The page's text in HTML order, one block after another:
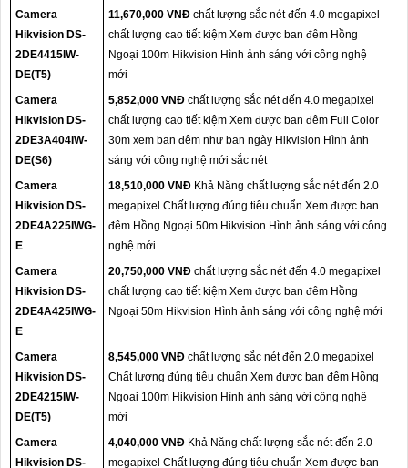
Camera
Hikvision DS-
2DE4415IW-
DE(T5)
11,670,000 VNĐ chất lượng sắc nét đến 4.0 megapixel
chất lượng cao tiết kiệm Xem được ban đêm Hồng
Ngoại 100m Hikvision Hình ảnh sáng với công nghệ
mới
Camera
Hikvision DS-
2DE3A404IW-
DE(S6)
5,852,000 VNĐ chất lượng sắc nét đến 4.0 megapixel
chất lượng cao tiết kiệm Xem được ban đêm Full Color
30m xem ban đêm như ban ngày Hikvision Hình ảnh
sáng với công nghệ mới sắc nét
Camera
Hikvision DS-
2DE4A225IWG-
E
18,510,000 VNĐ Khả Năng chất lượng sắc nét đến 2.0
megapixel Chất lượng đúng tiêu chuẩn Xem được ban
đêm Hồng Ngoại 50m Hikvision Hình ảnh sáng với công
nghệ mới
Camera
Hikvision DS-
2DE4A425IWG-
E
20,750,000 VNĐ chất lượng sắc nét đến 4.0 megapixel
chất lượng cao tiết kiệm Xem được ban đêm Hồng
Ngoại 50m Hikvision Hình ảnh sáng với công nghệ mới
Camera
Hikvision DS-
2DE4215IW-
DE(T5)
8,545,000 VNĐ chất lượng sắc nét đến 2.0 megapixel
Chất lượng đúng tiêu chuẩn Xem được ban đêm Hồng
Ngoại 100m Hikvision Hình ảnh sáng với công nghệ
mới
Camera
Hikvision DS-
4,040,000 VNĐ Khả Năng chất lượng sắc nét đến 2.0
megapixel Chất lượng đúng tiêu chuẩn Xem được ban